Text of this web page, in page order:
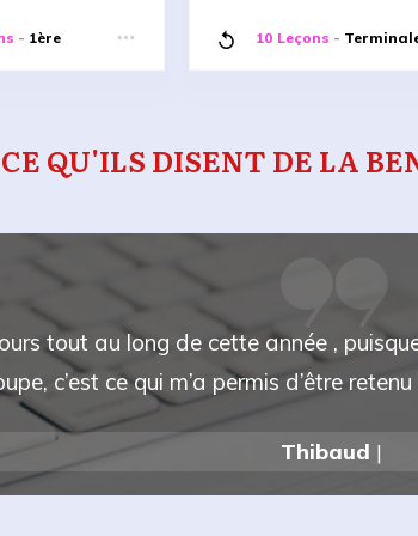
- 1ère 10 Leçons -
CE QU'ILS DISENT DE LA
tout au long de cette année ,
c’est ce qui m’a permis d’être
Thibaud |